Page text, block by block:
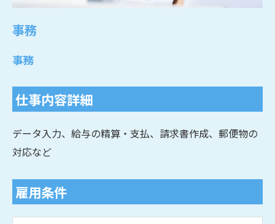
事務
事務
仕事内容詳細
データ入力、給与の精算・支払、請求書作成、郵便物の
対応など
雇用条件